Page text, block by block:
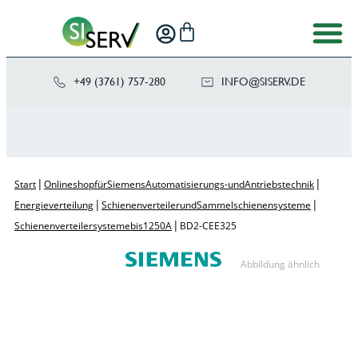
+49 (3761) 757-280 ED.VRE
SIS@OF
NI
Start | Onlineshop für Siemens Automatisierungs- und Antriebstechnik |
Energieverteilung | Schienenverteiler und Sammelschienensysteme |
Schienenverteilersysteme bis 1250 A | BD2-CEE325
Abbildung ähnlich